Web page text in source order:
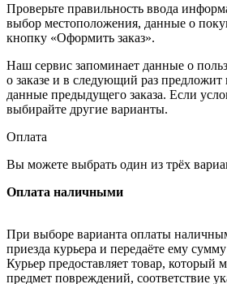
Проверьте правильность ввода
выбор местоположения, данные о
кнопку «Оформить заказ».
Наш сервис запоминает данные о
о заказе и в следующий раз предложит
данные предыдущего заказа. Если
выбирайте другие варианты.
Оплата
Вы можете выбрать один из трёх
Оплата наличными
При выборе варианта оплаты
приезда курьера и передаёте ему
Курьер предоставляет товар, который
предмет повреждений, соответствие